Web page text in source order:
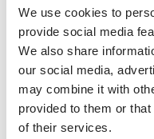
We use cookies to
provide social media
We also share
our social media,
may combine it with
provided to them or
of their services.